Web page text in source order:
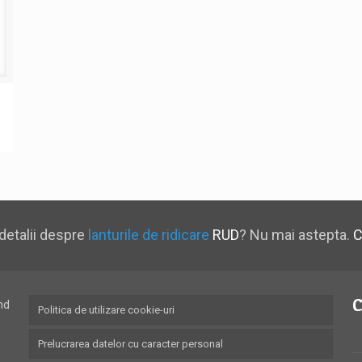
despre lanturile de ridicare RUD? Nu mai astepta.
Politica de utilizare cookie-uri
Prelucrarea datelor cu caracter personal